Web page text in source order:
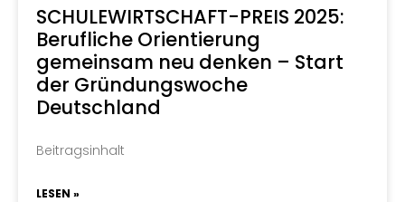
SCHULEWIRTSCHAFT-PREIS 2025:
Berufliche Orientierung
gemeinsam neu denken – Start
der Gründungswoche
Deutschland
Beitragsinhalt
LESEN »